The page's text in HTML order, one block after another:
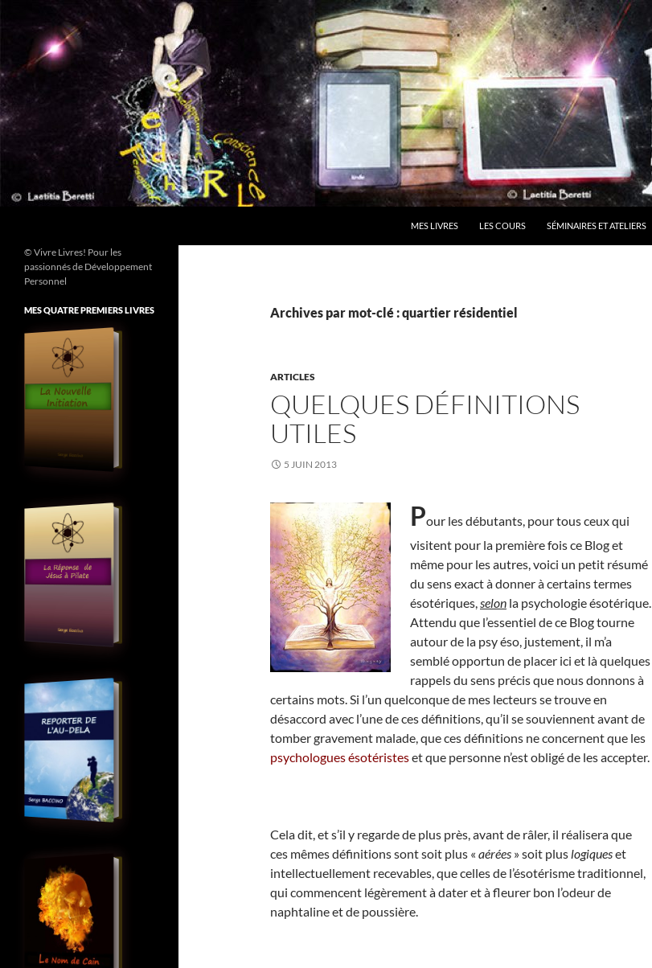
contenu
MES LIVRES LES COURS SÉMINAIRES ET ATELIERS
Archives par mot-clé : quartier résidentiel
ARTICLES
QUELQUES DÉFINITIONS
UTILES
5 JUIN 2013
Pour les débutants, pour tous ceux qui
visitent pour la première fois ce Blog et
même pour les autres, voici un petit résumé
du sens exact à donner à certains termes
ésotériques,selon la psychologie ésotérique.
Attendu que l’essentiel de ce Blog tourne
autour de la psy éso, justement, il m’a
semblé opportun de placer ici et là quelques
rappels du sens précis que nous donnons à
certains mots. Si l’un quelconque de mes lecteurs se trouve en
désaccord avec l’une de ces définitions, qu’il se souviennent avant de
tomber gravement malade, que ces définitions ne concernent que les
psychologues ésotéristeset que personne n’est obligé de les accepter.
Cela dit, et s’il y regarde de plus près, avant de râler, il réalisera que
ces mêmes définitions sont soit plus « aérées » soit plus logiqueset
intellectuellement recevables, que celles de l’ésotérisme traditionnel,
qui commencent légèrement à dater et à fleurer bon l’odeur de
naphtaline et de poussière.
© Vivre Livres! Pour les
passionnés de Développement
Personnel
MES QUATRE PREMIERS LIVRES